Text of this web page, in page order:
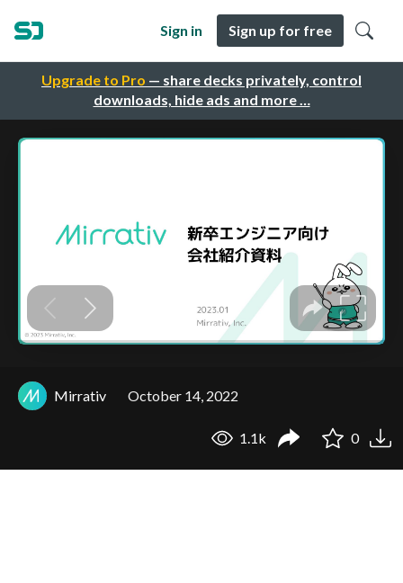
Upgrade to Pro — share decks privately, control
downloads, hide ads and more …
Sign in Sign up for free
Mirrativ October 14, 2022
1.1k 0